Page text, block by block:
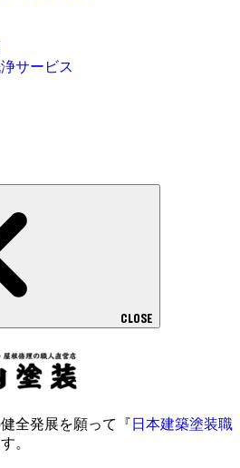
サービス
CLOSE
全発展を願って『 日本建築塗装職
。